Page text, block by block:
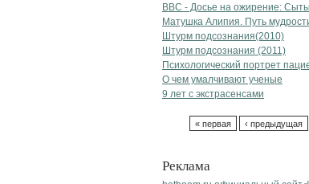
BBC - Досье на ожирение:
Матушка Алипия. Путь
Штурм подсознания(2010)
Штурм подсознания (2011)
Психологический портрет
О чем умалчивают ученые
9 лет с экстрасенсами
« первая ‹ предыдущая
Реклама